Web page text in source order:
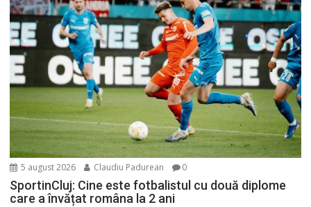
5 august 2026 Claudiu Padurean 0
SportinCluj: Cine este fotbalistul cu două diplome
care a învățat româna la 2 ani